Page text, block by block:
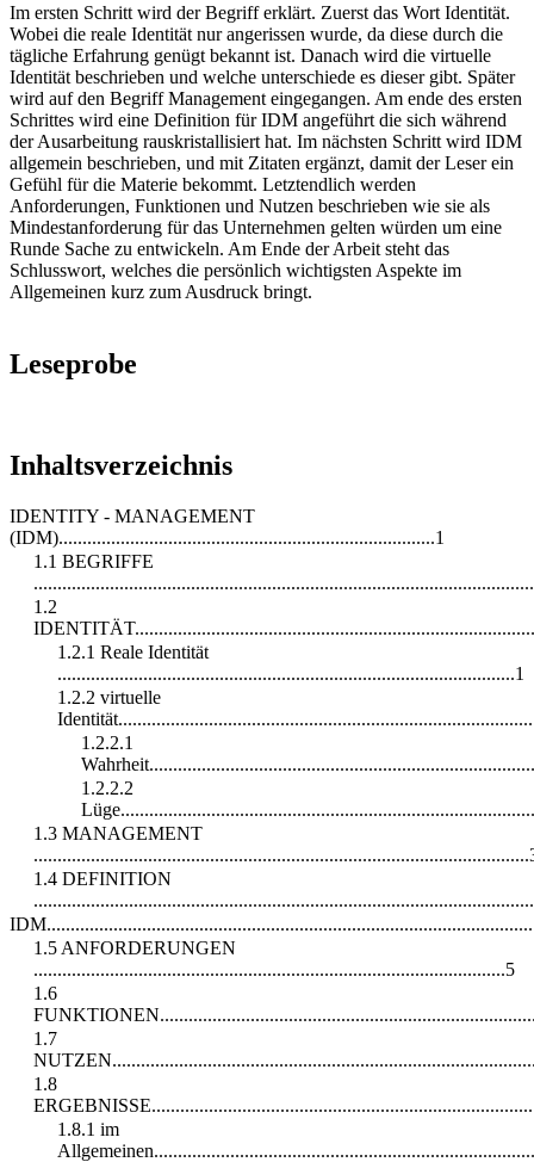
Im ersten Schritt wird der Begriff erklärt. Zuerst das Wort Identität.
Wobei die reale Identität nur angerissen wurde, da diese durch die
tägliche Erfahrung genügt bekannt ist. Danach wird die virtuelle
Identität beschrieben und welche unterschiede es dieser gibt. Später
wird auf den Begriff Management eingegangen. Am ende des ersten
Schrittes wird eine Definition für IDM angeführt die sich während
der Ausarbeitung rauskristallisiert hat. Im nächsten Schritt wird IDM
allgemein beschrieben, und mit Zitaten ergänzt, damit der Leser ein
Gefühl für die Materie bekommt. Letztendlich werden
Anforderungen, Funktionen und Nutzen beschrieben wie sie als
Mindestanforderung für das Unternehmen gelten würden um eine
Runde Sache zu entwickeln. Am Ende der Arbeit steht das
Schlusswort, welches die persönlich wichtigsten Aspekte im
Allgemeinen kurz zum Ausdruck bringt.
Leseprobe
Inhaltsverzeichnis
IDENTITY - MANAGEMENT
(IDM)...............................................................................1
1.1 BEGRIFFE
1.2
1.2.1 Reale Identität
................................................................................................1
1.2.2 virtuelle
1.2.2.1
1.2.2.2
1.3 MANAGEMENT
1.4 DEFINITION
1.5 ANFORDERUNGEN
...................................................................................................5
1.6
1.7
1.8
1.8.1 im